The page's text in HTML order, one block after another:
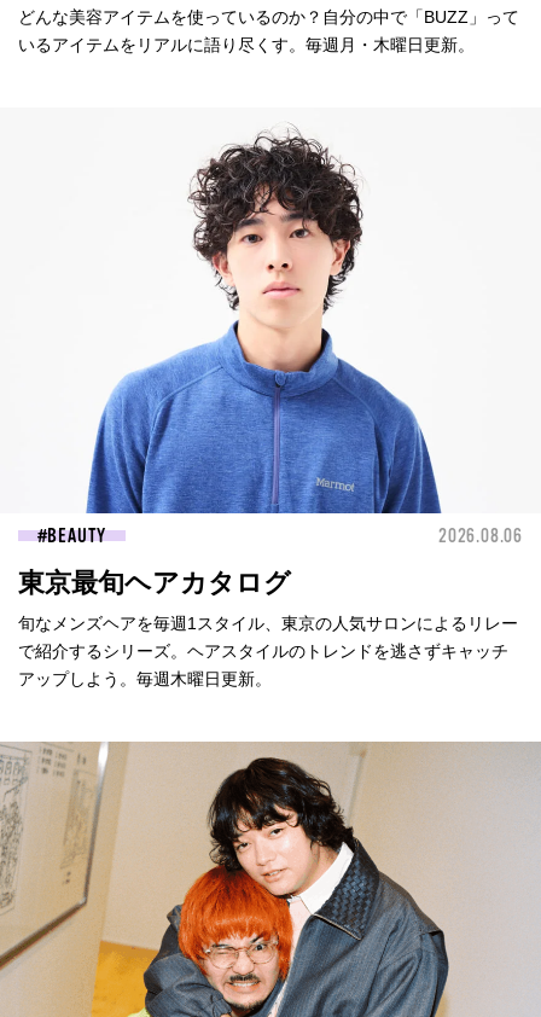
どんな美容アイテムを使っているのか？自分の中で「BUZZ」って
いるアイテムをリアルに語り尽くす。毎週月・木曜日更新。
BEAUTY 2026.08.06
東京最旬ヘアカタログ
旬なメンズヘアを毎週1スタイル、東京の人気サロンによるリレー
で紹介するシリーズ。ヘアスタイルのトレンドを逃さずキャッチ
アップしよう。毎週木曜日更新。